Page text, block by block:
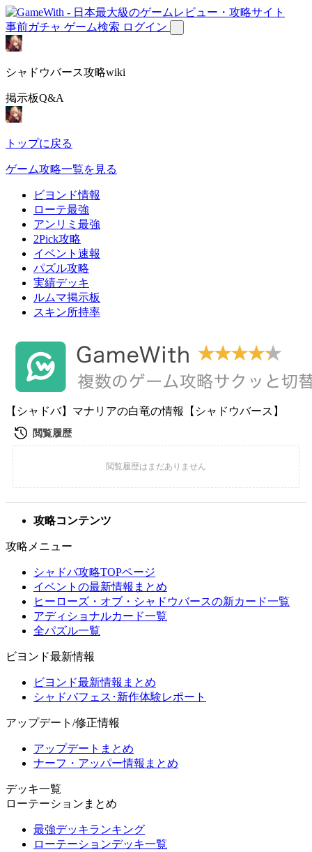
事前ガチャ ゲーム検索 ログイン
シャドウバース攻略wiki
掲示板Q&A
トップに戻る
ゲーム攻略一覧を見る
ビヨンド情報
ローテ最強
アンリミ最強
2Pick攻略
イベント速報
パズル攻略
実績デッキ
ルムマ掲示板
スキン所持率
【シャドバ】マナリアの白竜の情報【シャドウバース】
攻略コンテンツ
攻略メニュー
シャドバ攻略TOPページ
イベントの最新情報まとめ
ヒーローズ・オブ・シャドウバースの新カード一覧
アディショナルカード一覧
全パズル一覧
ビヨンド最新情報
ビヨンド最新情報まとめ
シャドバフェス･新作体験レポート
アップデート/修正情報
アップデートまとめ
ナーフ・アッパー情報まとめ
デッキ一覧
ローテーションまとめ
最強デッキランキング
ローテーションデッキ一覧